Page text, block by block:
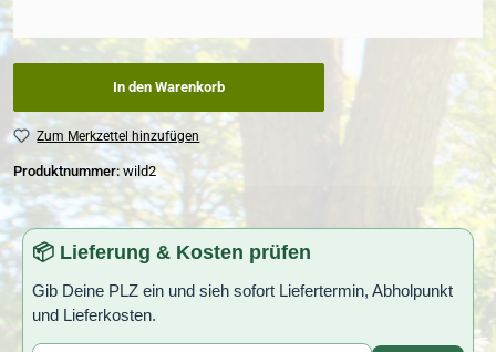
In den Warenkorb
Zum Merkzettel hinzufügen
Produktnummer: wild2
📦 Lieferung & Kosten prüfen
Gib Deine PLZ ein und sieh sofort Liefertermin, Abholpunkt
und Lieferkosten.